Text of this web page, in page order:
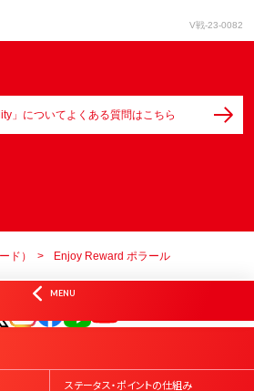
V戦-23-0082
」についてよくある質問はこちら
ド） Enjoy Reward ポラール
MENU
オフィシャルSNS
ステータス・ポイントの仕組み